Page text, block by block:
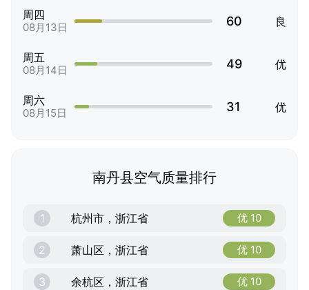
周四
08月13日 60 良
周五
08月14日 49 优
周六
08月15日 31 优
南丹县空气质量排行
1 杭州市，浙江省 优 10
2 萧山区，浙江省 优 10
3 余杭区，浙江省 优 10